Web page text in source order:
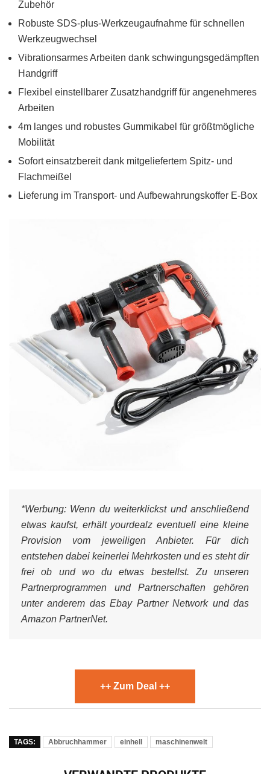
Zubehör
Robuste SDS-plus-Werkzeugaufnahme für schnellen
Werkzeugwechsel
Vibrationsarmes Arbeiten dank schwingungsgedämpften
Handgriff
Flexibel einstellbarer Zusatzhandgriff für angenehmeres
Arbeiten
4m langes und robustes Gummikabel für größtmögliche
Mobilität
Sofort einsatzbereit dank mitgeliefertem Spitz- und
Flachmeißel
Lieferung im Transport- und Aufbewahrungskoffer E-Box
*Werbung: Wenn du weiterklickst und anschließend
etwas kaufst, erhält yourdealz eventuell eine kleine
Provision vom jeweiligen Anbieter. Für dich
entstehen dabei keinerlei Mehrkosten und es steht dir
frei ob und wo du etwas bestellst. Zu unseren
Partnerprogrammen und Partnerschaften gehören
unter anderem das Ebay Partner Network und das
Amazon PartnerNet.
++ Zum Deal ++
TAGS: Abbruchhammer einhell maschinenwelt